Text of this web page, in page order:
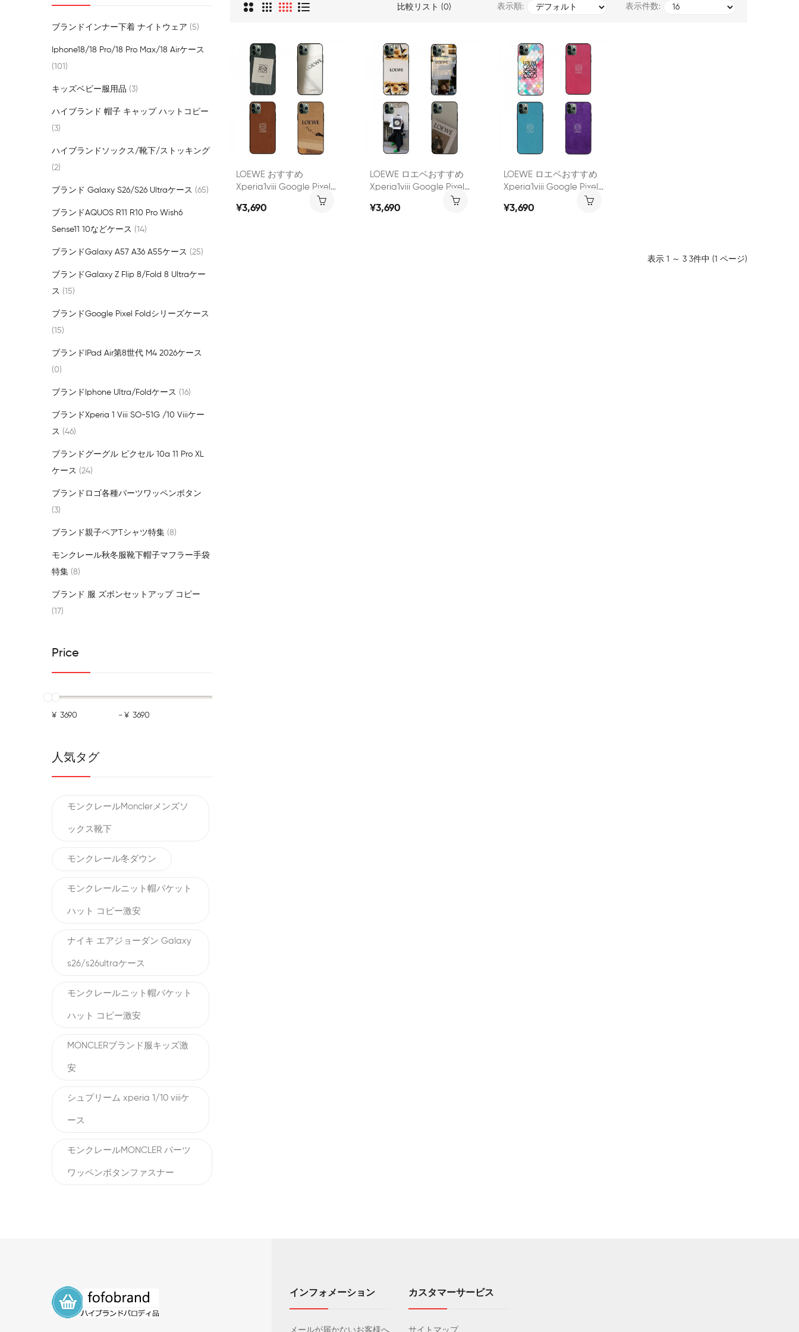
Price
¥ - ¥
ブランドインナー下着 ナイトウェア 5
Iphone18/18 Pro/18 Pro Max/18 Airケース
101
キッズベビー服用品 3
ハイブランド 帽子 キャップ ハットコピー
3
ハイブランドソックス/靴下/ストッキング
2
ブランド Galaxy S26/S26 Ultraケース 65
ブランドAQUOS R11 R10 Pro Wish6
Sense11 10などケース
14
ブランドgalaxy A57 A36 A55ケース 25
ブランドgalaxy Z Flip 8/fold 8 Ultraケー
ス
15
ブランドGoogle Pixel Foldシリーズケース
15
ブランドiPad Air第8世代 M4 2026ケース
0
ブランドiphone Ultra/foldケース 16
ブランドxperia 1 Viii SO-51G /10 Viiiケー
ス
46
ブランドグーグル ピクセル 10a 11 Pro XL
ケース
24
ブランドロゴ各種パーツワッペンボタン
3
ブランド親子ペアtシャツ特集 8
モンクレール秋冬服靴下帽子マフラー手袋
特集 8
ブランド 服 ズボンセットアップ コピー
17
人気タグ
モンクレールMonclerメンズソ
ックス靴下
モンクレール冬ダウン
モンクレールニット帽バケット
ハット コピー激安
ナイキ エアジョーダン Galaxy
s26/s26ultraケース
モンクレールニット帽バケット
ハット コピー激安
MONCLERブランド服キッズ激
安
シュプリーム xperia 1/10 viiiケ
ース
モンクレールMONCLER パーツ
ワッペンボタンファスナー
比較リスト (0) 表示順: 表示件数:
LOEWE おすすめ
Xperia1viii Google Pixel
10a 10 9 Pro Xl 8aケース
ハイブランドロエベ
¥3,690
LOEWE ロエベおすすめ
Xperia1viii Google Pixel
10a 10 9 Pro Xl 8aケース
ハイブランドブランド
¥3,690
LOEWE ロエベおすすめ
Xperia1viii Google Pixel
10a 11 9 Pro Xl 8aケースハ
イブランドブランド
¥3,690
表示 1 ～ 3 3件中 (1 ページ)
インフォメーション
メールが届かないお客様へ
カスタマーサービス
サイトマップ